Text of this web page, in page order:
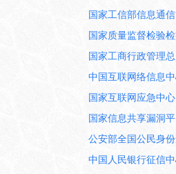
国家工信部信息通
国家质量监督检验
国家工商行政管理
中国互联网络信息
国家互联网应急中心
国家信息共享漏洞
公安部全国公民身
中国人民银行征信